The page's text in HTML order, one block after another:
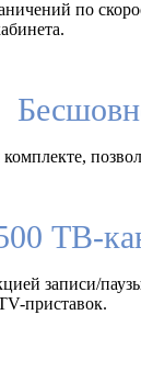
по
ТВ-
записи/
приставок.